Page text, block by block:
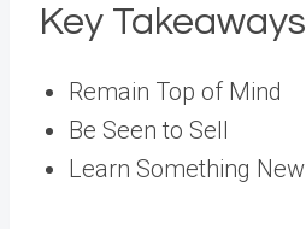
Key Takeaways
Remain Top of Mind
Be Seen to Sell
Learn Something New